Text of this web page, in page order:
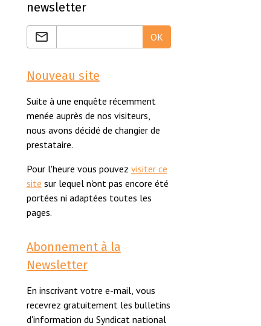
newsletter
OK
Nouveau site
Suite à une enquête récemment
menée auprès de nos visiteurs,
nous avons décidé de changier de
prestataire.
Pour l'heure vous pouvez visiter ce
site sur lequel n'ont pas encore été
portées ni adaptées toutes les
pages.
Abonnement à la
Newsletter
En inscrivant votre e-mail, vous
recevrez gratuitement les bulletins
d'information du Syndicat national